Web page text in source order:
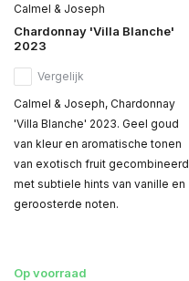
Calmel & Joseph
Chardonnay 'Villa Blanche'
2023
Vergelijk
Calmel & Joseph, Chardonnay
'Villa Blanche' 2023. Geel goud
van kleur en aromatische tonen
van exotisch fruit gecombineerd
met subtiele hints van vanille en
geroosterde noten.
Op voorraad